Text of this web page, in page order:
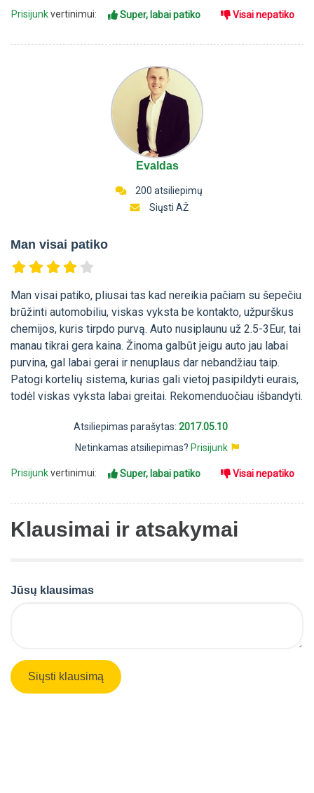
Prisijunkvertinimui: Super, labai patiko Visai nepatiko
Evaldas
200 atsiliepimų
Siųsti AŽ
Man visai patiko
Man visai patiko, pliusai tas kad nereikia pačiam su šepečiu
brūžinti automobiliu, viskas vyksta be kontakto, užpurškus
chemijos, kuris tirpdo purvą. Auto nusiplaunu už 2.5-3Eur, tai
manau tikrai gera kaina. Žinoma galbūt jeigu auto jau labai
purvina, gal labai gerai ir nenuplaus dar nebandžiau taip.
Patogi kortelių sistema, kurias gali vietoj pasipildyti eurais,
todėl viskas vyksta labai greitai. Rekomenduočiau išbandyti.
Atsiliepimas parašytas: 2017.05.10
Netinkamas atsiliepimas? Prisijunk
Prisijunkvertinimui: Super, labai patiko Visai nepatiko
Klausimai ir atsakymai
Jūsų klausimas